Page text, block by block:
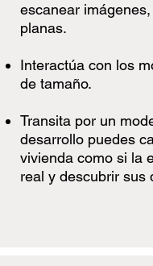
escanear
planas.
Interactúa con los
de tamaño.
Transita por un
desarrollo puedes
vivienda como si la
real y descubrir sus